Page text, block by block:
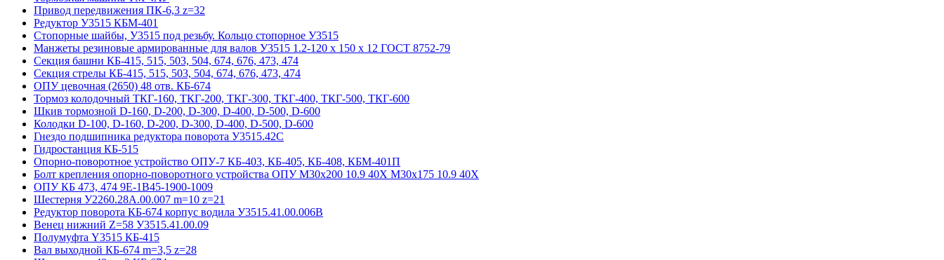
Привод передвижения ПК-6,3 z=32
Редуктор У3515 КБМ-401
Стопорные шайбы, У3515 под резьбу. Кольцо стопорное У3515
Манжеты резиновые армированные для валов У3515 1.2-120 x 150 x 12 ГОСТ 8752-79
Секция башни КБ-415, 515, 503, 504, 674, 676, 473, 474
Секция стрелы КБ-415, 515, 503, 504, 674, 676, 473, 474
ОПУ цевочная (2650) 48 отв. КБ-674
Тормоз колодочный ТКГ-160, ТКГ-200, ТКГ-300, ТКГ-400, ТКГ-500, ТКГ-600
Шкив тормозной D-160, D-200, D-300, D-400, D-500, D-600
Колодки D-100, D-160, D-200, D-300, D-400, D-500, D-600
Гнездо подшипника редуктора поворота У3515.42С
Гидростанция КБ-515
Опорно-поворотное устройство ОПУ-7 КБ-403, КБ-405, КБ-408, КБМ-401П
Болт крепления опорно-поворотного устройства ОПУ М30х200 10.9 40Х М30х175 10.9 40Х
ОПУ КБ 473, 474 9E-1B45-1900-1009
Шестерня У2260.28А.00.007 m=10 z=21
Редуктор поворота КБ-674 корпус водила У3515.41.00.006В
Венец нижний Z=58 У3515.41.00.09
Полумуфта Y3515 КБ-415
Вал выходной КБ-674 m=3,5 z=28